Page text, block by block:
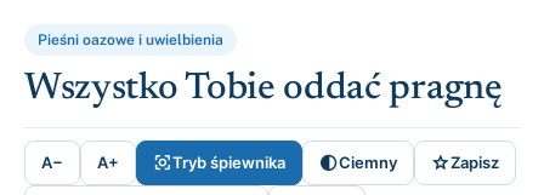
Pieśni oazowe i uwielbienia
Wszystko Tobie oddać pragnę
A− A+ Tryb śpiewnika Ciemny Zapisz